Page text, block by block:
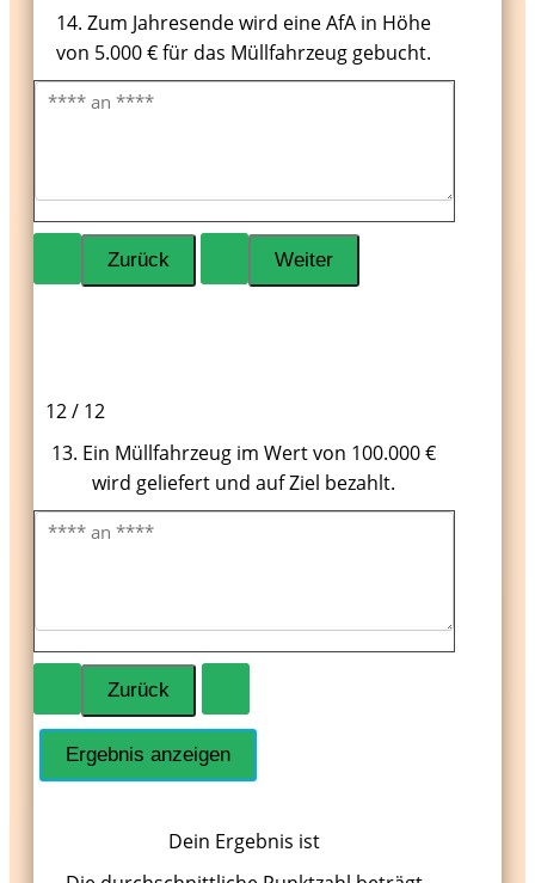
14. Zum Jahresende wird eine AfA in Höhe
von 5.000 € für das Müllfahrzeug gebucht.
12 / 12
13. Ein Müllfahrzeug im Wert von 100.000 €
wird geliefert und auf Ziel bezahlt.
Dein Ergebnis ist